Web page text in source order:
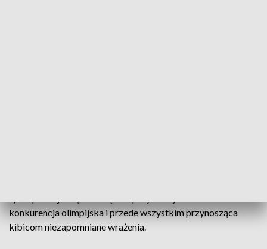
konkurencja olimpijska i przede wszystkim przynosząca
kibicom niezapomniane wrażenia.